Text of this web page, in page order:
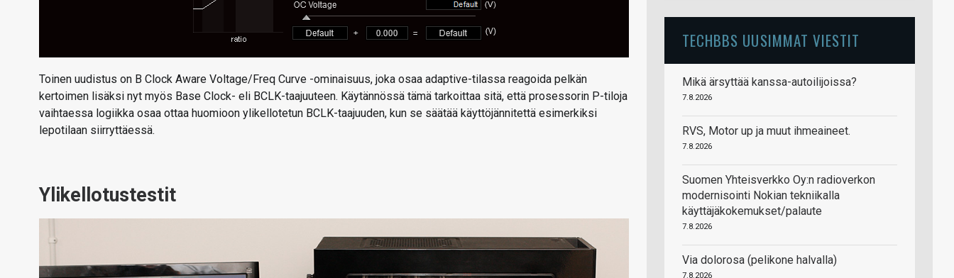
Toinen uudistus on B Clock Aware Voltage/Freq Curve -ominaisuus, joka osaa adaptive-tilassa reagoida pelkän
kertoimen lisäksi nyt myös Base Clock- eli BCLK-taajuuteen. Käytännössä tämä tarkoittaa sitä, että prosessorin P-tiloja
vaihtaessa logiikka osaa ottaa huomioon ylikellotetun BCLK-taajuuden, kun se säätää käyttöjännitettä esimerkiksi
lepotilaan siirryttäessä.
Ylikellotustestit
TECHBBS UUSIMMAT VIESTIT
Mikä ärsyttää kanssa-autoilijoissa?
7.8.2026
RVS, Motor up ja muut ihmeaineet.
7.8.2026
Suomen Yhteisverkko Oy:n radioverkon
modernisointi Nokian tekniikalla
käyttäjäkokemukset/palaute
7.8.2026
Via dolorosa (pelikone halvalla)
7.8.2026